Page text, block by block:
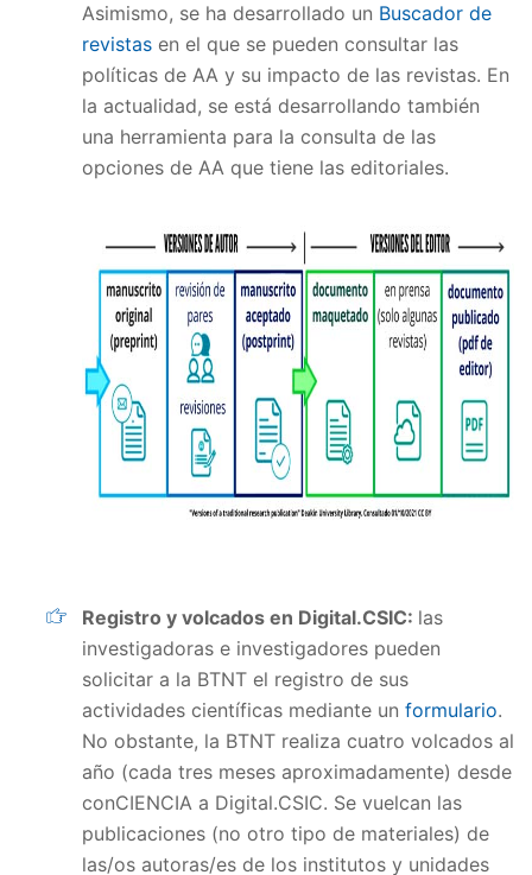
Asimismo, se ha desarrollado un Buscador de
revistas en el que se pueden consultar las
políticas de AA y su impacto de las revistas. En
la actualidad, se está desarrollando también
una herramienta para la consulta de las
opciones de AA que tiene las editoriales.
Registro y volcados en Digital.CSIC: las
investigadoras e investigadores pueden
solicitar a la BTNT el registro de sus
actividades científicas mediante un formulario.
No obstante, la BTNT realiza cuatro volcados al
año (cada tres meses aproximadamente) desde
conCIENCIA a Digital.CSIC. Se vuelcan las
publicaciones (no otro tipo de materiales) de
las/os autoras/es de los institutos y unidades